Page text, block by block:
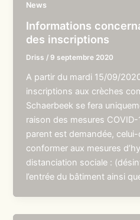
News
Informations
des inscriptions
Driss / 9 septembre 2020
A partir du mardi 15/09/
inscriptions aux crèches
Schaerbeek se fera
raison des mesures COVID-
parent est demandée,
conformer aux mesures
distanciation sociale :
l’entrée du bâtiment ainsi